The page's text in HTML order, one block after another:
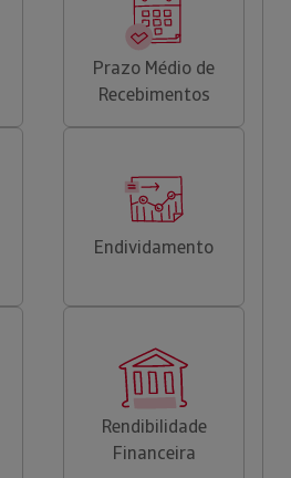
Prazo Médio de
Recebimentos
Endividamento
Rendibilidade
Financeira